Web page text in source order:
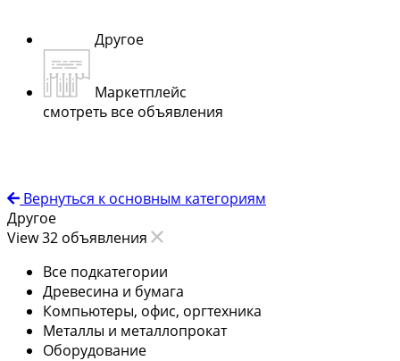
Другое
Маркетплейс
смотреть все объявления
Вернуться к основным категориям
Другое
View 32 объявления
Все подкатегории
Древесина и бумага
Компьютеры, офис, оргтехника
Металлы и металлопрокат
Оборудование